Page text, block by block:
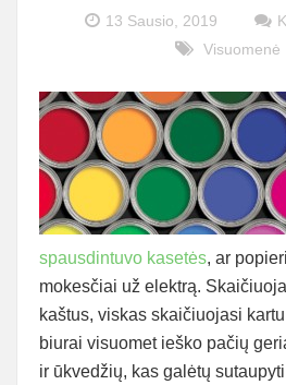
13 Sausio, 2019
Visuomenė
spausdintuvo kasetės, ar
mokesčiai už elektrą.
kaštus, viskas skaičiuojasi
biurai visuomet ieško pačių
ir ūkvedžių, kas galėtų